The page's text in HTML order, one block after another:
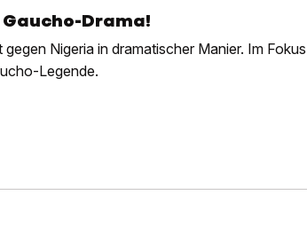
Drama!
Nigeria in dramatischer Manier. Im Fokus
Legende.